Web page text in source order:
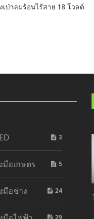
องเป่าลมร้อนไร้สาย
3
มือเกษตร 5
มือช่าง 24
29